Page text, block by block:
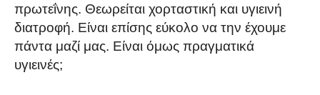
πρωτεΐνης. Θεωρείται χορταστική και υγιεινή
διατροφή. Είναι επίσης εύκολο να την έχουμε
πάντα μαζί μας. Είναι όμως πραγματικά
υγιεινές;